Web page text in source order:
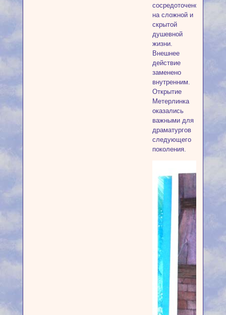
сосредоточено
на сложной и
скрытой
душевной
жизни.
Внешнее
действие
заменено
внутренним.
Открытие
Метерлинка
оказались
важными для
драматургов
следующего
поколения.